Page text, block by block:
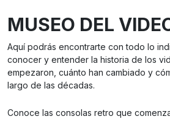
MUSEO DEL
Aquí podrás encontrarte con todo lo
conocer y entender la historia de los
empezaron, cuánto han cambiado y
largo de las décadas.
Conoce las consolas retro que